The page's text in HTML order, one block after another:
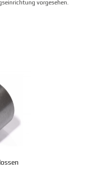
vorgesehen.